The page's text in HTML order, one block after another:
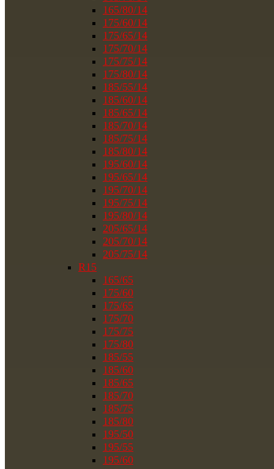
165/80/14
175/60/14
175/65/14
175/70/14
175/75/14
175/80/14
185/55/14
185/60/14
185/65/14
185/70/14
185/75/14
185/80/14
195/60/14
195/65/14
195/70/14
195/75/14
195/80/14
205/65/14
205/70/14
205/75/14
R15
165/65
175/60
175/65
175/70
175/75
175/80
185/55
185/60
185/65
185/70
185/75
185/80
195/50
195/55
195/60